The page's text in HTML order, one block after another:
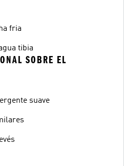
fria
tibia
SOBRE EL
suave